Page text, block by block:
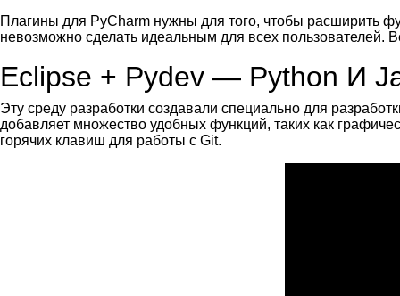
Плагины для PyCharm нужны для того, чтобы расширить
невозможно сделать идеальным для всех пользователей.
Eclipse + Pydev — Python И
Эту среду разработки создавали специально для
добавляет множество удобных функций, таких как
горячих клавиш для работы с Git.